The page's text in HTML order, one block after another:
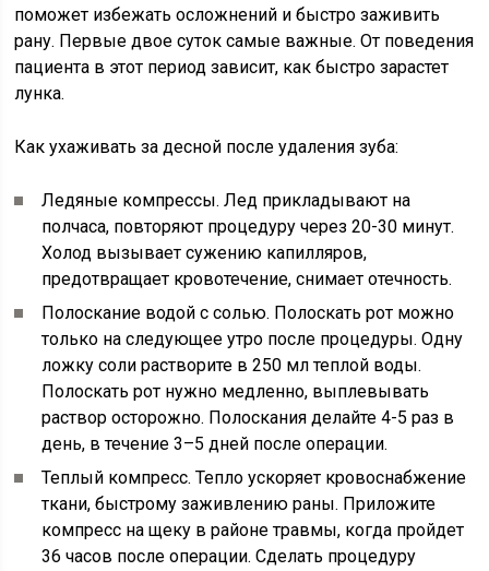
поможет избежать осложнений и быстро заживить
рану. Первые двое суток самые важные. От поведения
пациента в этот период зависит, как быстро зарастет
лунка.
Как ухаживать за десной после удаления зуба:
Ледяные компрессы. Лед прикладывают на
полчаса, повторяют процедуру через 20-30 минут.
Холод вызывает сужению капилляров,
предотвращает кровотечение, снимает отечность.
Полоскание водой с солью. Полоскать рот можно
только на следующее утро после процедуры. Одну
ложку соли растворите в 250 мл теплой воды.
Полоскать рот нужно медленно, выплевывать
раствор осторожно. Полоскания делайте 4-5 раз в
день, в течение 3–5 дней после операции.
Теплый компресс. Тепло ускоряет кровоснабжение
ткани, быстрому заживлению раны. Приложите
компресс на щеку в районе травмы, когда пройдет
36 часов после операции. Сделать процедуру